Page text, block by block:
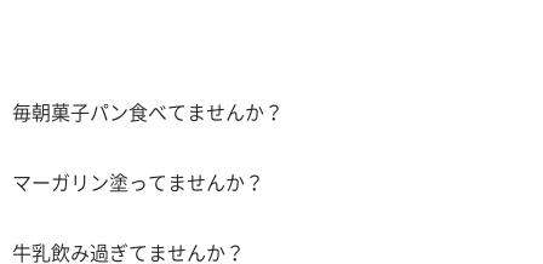
毎朝菓子パン食べてませんか？
マーガリン塗ってませんか？
牛乳飲み過ぎてませんか？